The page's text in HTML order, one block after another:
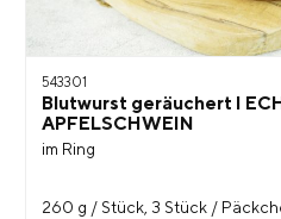
543301
Blutwurst geräuchert I
APFELSCHWEIN
im Ring
260 g / Stück, 3 Stück /